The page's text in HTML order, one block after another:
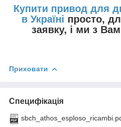
Купити привод для
в Україні просто,
заявку, і ми з
Приховати
Специфікація